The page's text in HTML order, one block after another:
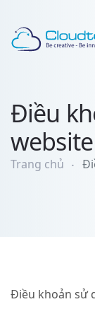
Điều
website
Trang chủ
Điều khoản sử